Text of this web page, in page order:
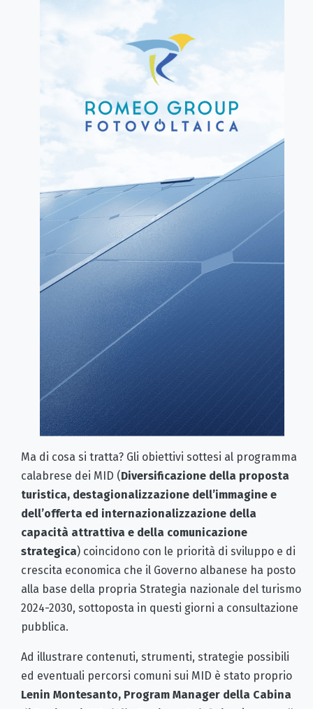
Ma di cosa si tratta? Gli obiettivi sottesi al programma
calabrese dei MID (Diversificazione della proposta
turistica, destagionalizzazione dell’immagine e
dell’offerta ed internazionalizzazione della
capacità attrattiva e della comunicazione
strategica) coincidono con le priorità di sviluppo e di
crescita economica che il Governo albanese ha posto
alla base della propria Strategia nazionale del turismo
2024-2030, sottoposta in questi giorni a consultazione
pubblica.
Ad illustrare contenuti, strumenti, strategie possibili
ed eventuali percorsi comuni sui MID è stato proprio
Lenin Montesanto, Program Manager della Cabina